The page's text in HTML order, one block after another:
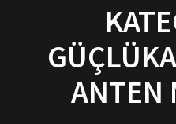
ANTEN